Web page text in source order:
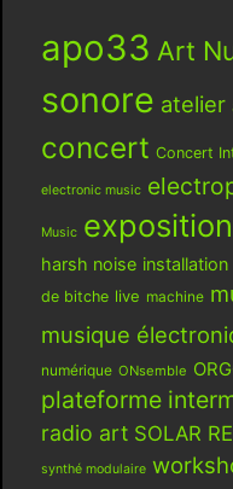
apo33 Art
sonore atelier
concert Concert
electronic music
Music exposition
harsh noise installation
de bitche live machine
musique
numérique ONsemble
plateforme
radio art SOLAR
synthé modulaire